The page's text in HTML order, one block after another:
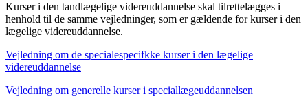
Kurser i den tandlægelige videreuddannelse skal tilrettelægges i
henhold til de samme vejledninger, som er gældende for kurser i den
lægelige videreuddannelse.
Vejledning om de specialespecifkke kurser i den lægelige
videreuddannelse
Vejledning om generelle kurser i speciallægeuddannelsen